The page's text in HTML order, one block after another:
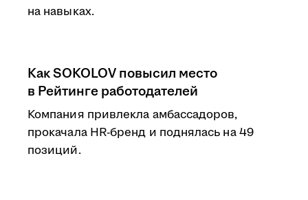
на навыках.
Как SOKOLOV повысил место
в Рейтинге работодателей
Компания привлекла амбассадоров,
прокачала HR-бренд и поднялась на 49
позиций.